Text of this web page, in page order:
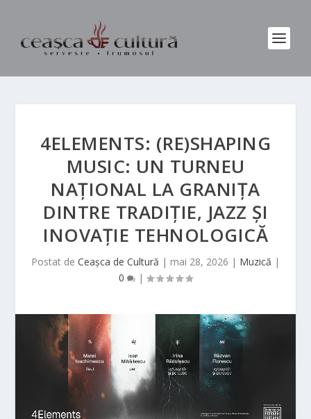
4ELEMENTS: (RE)SHAPING
MUSIC: UN TURNEU
NAȚIONAL LA GRANIȚA
DINTRE TRADIȚIE, JAZZ ȘI
INOVAȚIE TEHNOLOGICĂ
Postat de Ceașca de Cultură | mai 28, 2026 | Muzică |
0
|